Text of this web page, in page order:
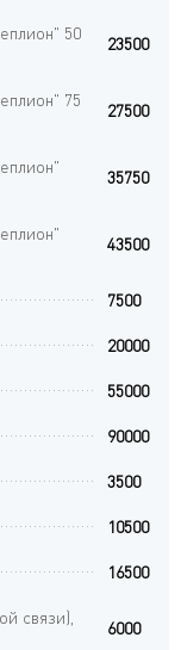
50
23500
75
27500
35750
43500
7500
20000
55000
90000
3500
10500
16500
связи),
6000